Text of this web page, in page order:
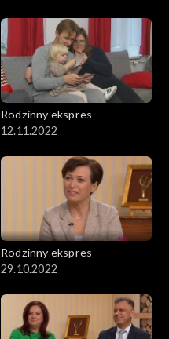
Rodzinny ekspres
12.11.2022
Rodzinny ekspres
29.10.2022